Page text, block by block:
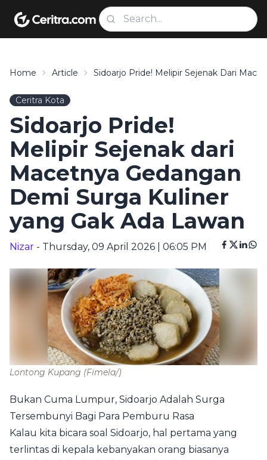
Home Article Sidoarjo Pride! Melipir Sejenak Dari
Ceritra Kota
Sidoarjo Pride!
Melipir Sejenak dari
Macetnya Gedangan
Demi Surga Kuliner
yang Gak Ada Lawan
Nizar - Thursday, 09 April 2026 | 06:05 PM
Lontong Kupang (Fimela/)
Bukan Cuma Lumpur, Sidoarjo Adalah Surga
Tersembunyi Bagi Para Pemburu Rasa
Kalau kita bicara soal Sidoarjo, hal pertama yang
terlintas di kepala kebanyakan orang biasanya